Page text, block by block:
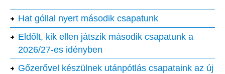
Hat góllal nyert második csapatunk
Eldőlt, kik ellen játszik második csapatunk a
2026/27-es idényben
Gőzerővel készülnek utánpótlás csapataink az új